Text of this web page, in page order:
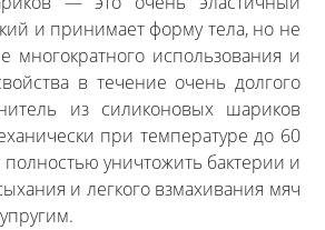
и принимает форму тела, но не
многократного использования и
в течение очень долгого
из силиконовых шариков
при температуре до 60
полностью уничтожить бактерии и
и легкого взмахивания мяч